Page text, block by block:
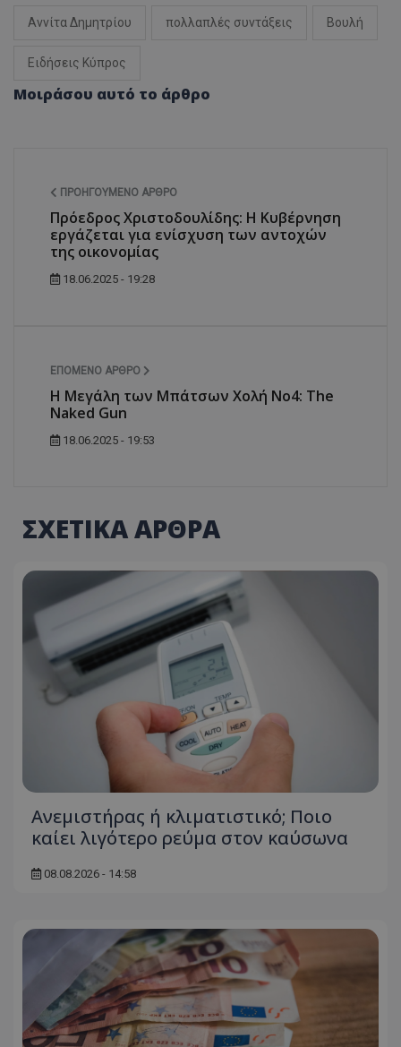
Αννίτα Δημητρίου πολλαπλές συντάξεις Βουλή
Ειδήσεις Κύπρος
Μοιράσου αυτό το άρθρο
ΠΡΟΗΓΟΎΜΕΝΟ ΆΡΘΡΟ
Πρόεδρος Χριστοδουλίδης: Η Κυβέρνηση
εργάζεται για ενίσχυση των αντοχών
της οικονομίας
18.06.2025 - 19:28
ΕΠΌΜΕΝΟ ΆΡΘΡΟ
Η Μεγάλη των Μπάτσων Χολή Νο4: The
Naked Gun
18.06.2025 - 19:53
ΣΧΕΤΙΚΑ ΑΡΘΡΑ
Ανεμιστήρας ή κλιματιστικό; Ποιο
καίει λιγότερο ρεύμα στον καύσωνα
08.08.2026 - 14:58